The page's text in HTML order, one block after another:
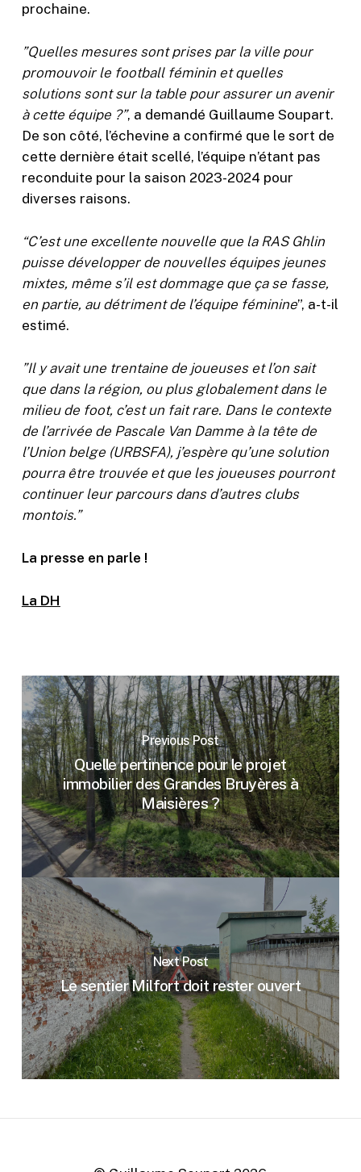
prochaine.
”Quelles mesures sont prises par la ville pour
promouvoir le football féminin et quelles
solutions sont sur la table pour assurer un avenir
à cette équipe ?”, a demandé Guillaume Soupart.
De son côté, l’échevine a confirmé que le sort de
cette dernière était scellé, l’équipe n’étant pas
reconduite pour la saison 2023-2024 pour
diverses raisons.
“C’est une excellente nouvelle que la RAS Ghlin
puisse développer de nouvelles équipes jeunes
mixtes, même s’il est dommage que ça se fasse,
en partie, au détriment de l’équipe féminine”, a-t-il
estimé.
”Il y avait une trentaine de joueuses et l’on sait
que dans la région, ou plus globalement dans le
milieu de foot, c’est un fait rare. Dans le contexte
de l’arrivée de Pascale Van Damme à la tête de
l’Union belge (URBSFA), j’espère qu’une solution
pourra être trouvée et que les joueuses pourront
continuer leur parcours dans d’autres clubs
montois.”
La presse en parle !
La DH
Previous Post
Quelle pertinence pour le projet
immobilier des Grandes Bruyères à
Maisières ?
Next Post
Le sentier Milfort doit rester ouvert